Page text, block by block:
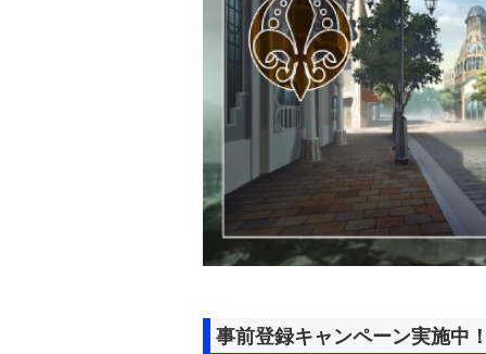
事前登録キャンペーン実施中